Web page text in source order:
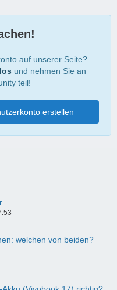
auf unserer Seite?
und nehmen Sie an
teil!
erstellen
welchen von beiden?